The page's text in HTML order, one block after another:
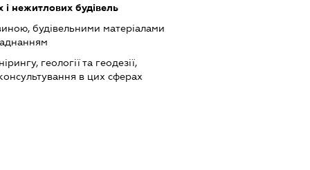
і нежитлових будівель
будівельними матеріалами
геології та геодезії,
в цих сферах